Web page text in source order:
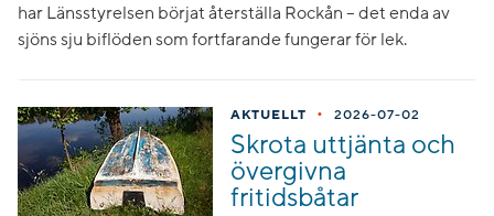
har Länsstyrelsen börjat återställa Rockån – det enda av
sjöns sju biflöden som fortfarande fungerar för lek.
AKTUELLT • 2026-07-02
Skrota uttjänta och
övergivna
fritidsbåtar